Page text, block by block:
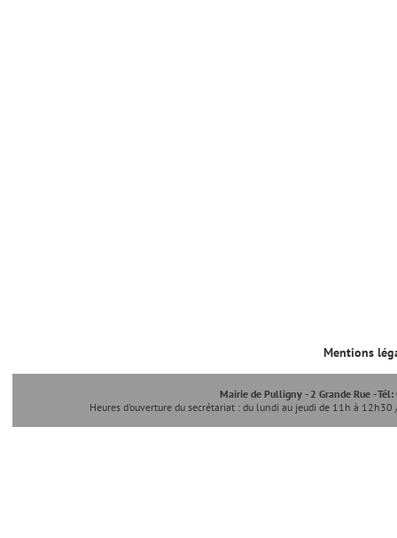
Mentions
Mairie de Pulligny - 2 Grande Rue -
Heures d'ouverture du secrétariat : du lundi au jeudi de 11h à